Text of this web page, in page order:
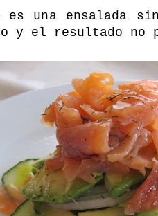
es una ensalada
y el resultado no